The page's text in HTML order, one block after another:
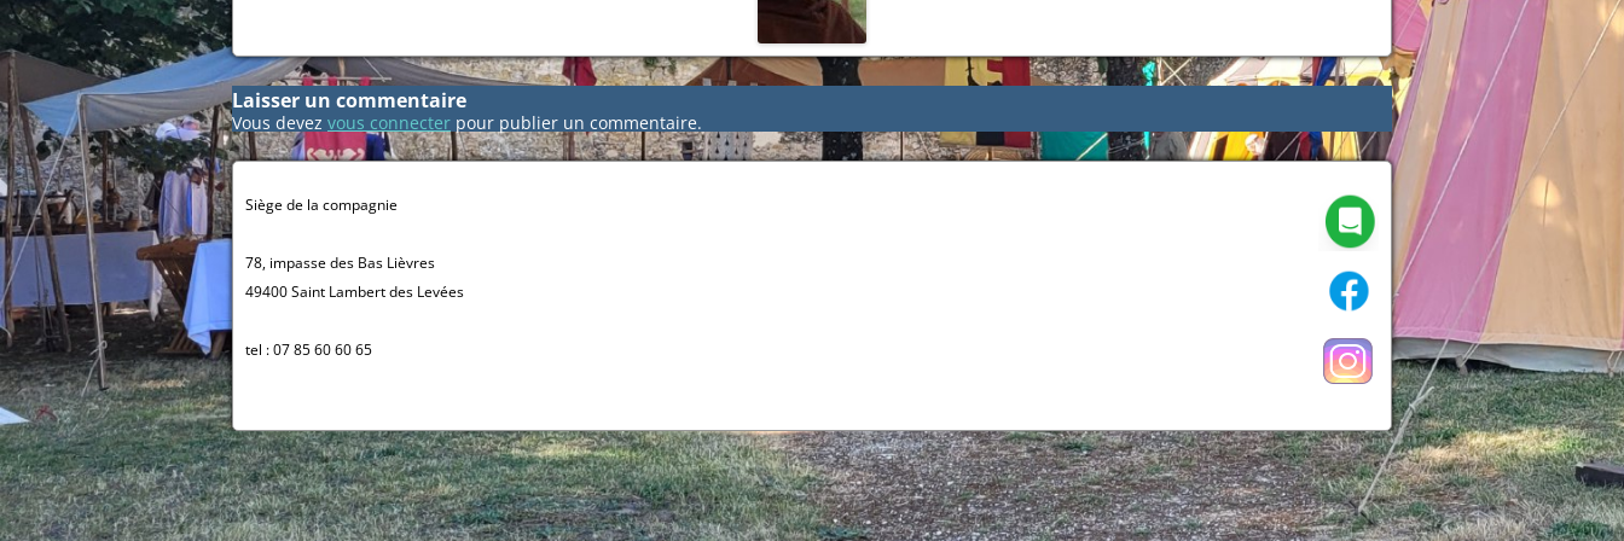
Laisser un commentaire
Vous devez vous connecter pour publier un commentaire.
Siège de la compagnie
78, impasse des Bas Lièvres
49400 Saint Lambert des Levées
tel : 07 85 60 60 65